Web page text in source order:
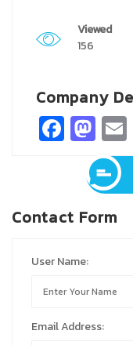
Viewed
156
Company
Contact Form
User Name:
Email Address: